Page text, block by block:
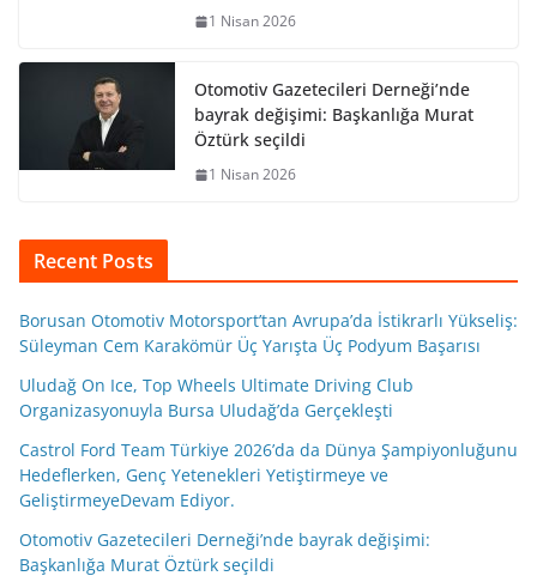
1 Nisan 2026
Otomotiv Gazetecileri Derneği’nde
bayrak değişimi: Başkanlığa Murat
Öztürk seçildi
1 Nisan 2026
Recent Posts
Borusan Otomotiv Motorsport’tan Avrupa’da İstikrarlı Yükseliş:
Süleyman Cem Karakömür Üç Yarışta Üç Podyum Başarısı
Uludağ On Ice, Top Wheels Ultimate Driving Club
Organizasyonuyla Bursa Uludağ’da Gerçekleşti
Castrol Ford Team Türkiye 2026’da da Dünya Şampiyonluğunu
Hedeflerken, Genç Yetenekleri Yetiştirmeye ve
GeliştirmeyeDevam Ediyor.
Otomotiv Gazetecileri Derneği’nde bayrak değişimi:
Başkanlığa Murat Öztürk seçildi